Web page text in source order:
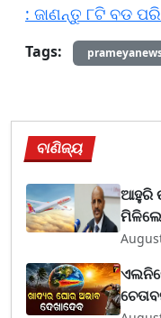
: ଜାଣନ୍ତୁ ୮ଟି ବଡ
Tags:
ବାଣିଜ୍ୟ
ଆହୁରି